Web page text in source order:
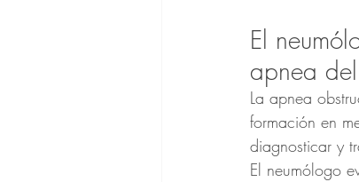
El
apnea
La apnea
formación en
diagnosticar y
El neumólogo